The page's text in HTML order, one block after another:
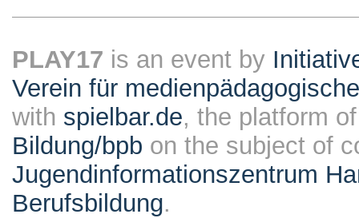
PLAY17 is an event by
Verein für
with spielbar.de, the platform
Bildung/bpb on the subject of
Jugendinformationszentrum
Berufsbildung.